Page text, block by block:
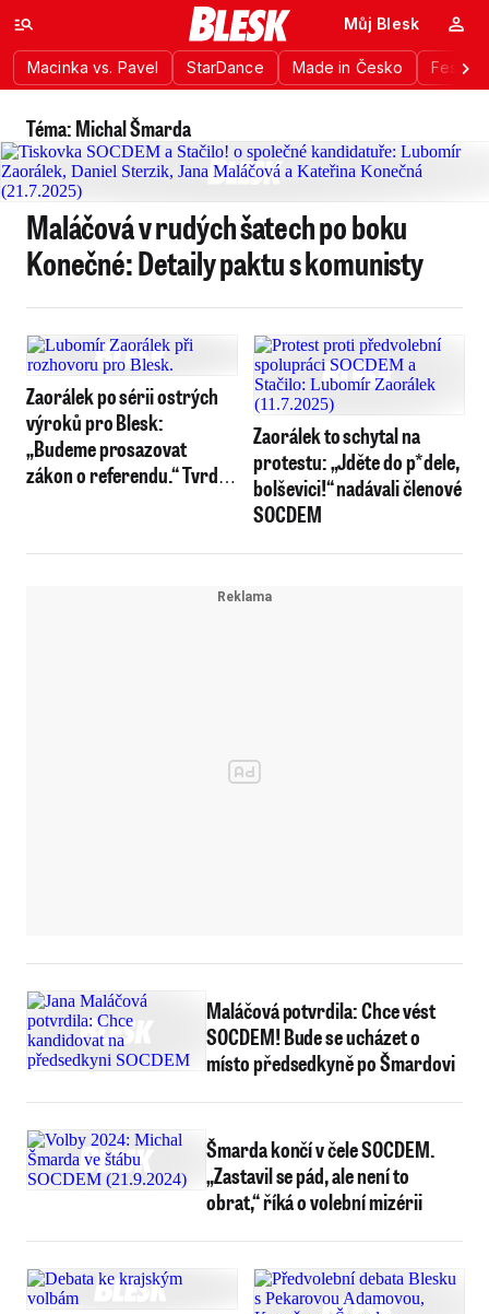
Macinka vs. Pavel StarDance Made in Česko
Můj Blesk
Téma: Michal Šmarda
Maláčová v rudých šatech po boku
Konečné: Detaily paktu s komunisty
Zaorálek po sérii ostrých
výroků pro Blesk:
„Budeme prosazovat
zákon o referendu.“ Tvrdě
Zaorálek to schytal na
protestu: „Jděte do p*dele,
bolševici!“ nadávali členové
SOCDEM
Maláčová potvrdila: Chce vést
SOCDEM! Bude se ucházet o
místo předsedkyně po Šmardovi
Šmarda končí v čele SOCDEM.
„Zastavil se pád, ale není to
obrat,“ říká o volební mizérii